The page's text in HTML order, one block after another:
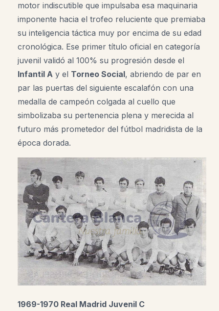
motor indiscutible que impulsaba esa maquinaria
imponente hacia el trofeo reluciente que premiaba
su inteligencia táctica muy por encima de su edad
cronológica. Ese primer título oficial en categoría
juvenil validó al 100% su progresión desde el
Infantil A y el Torneo Social, abriendo de par en
par las puertas del siguiente escalafón con una
medalla de campeón colgada al cuello que
simbolizaba su pertenencia plena y merecida al
futuro más prometedor del fútbol madridista de la
época dorada.
1969-1970 Real Madrid Juvenil C